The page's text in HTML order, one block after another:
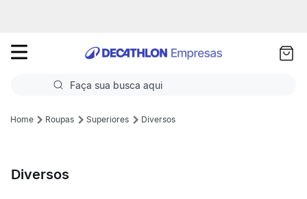
Faça sua busca aqui
Termos mais buscados
2º Basquete
Roupas Superiores Diversos
Diversos